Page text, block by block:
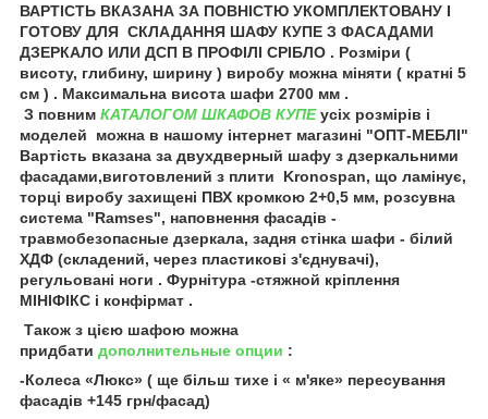
ВАРТІСТЬ ВКАЗАНА ЗА ПОВНІСТЮ УКОМПЛЕКТОВАНУ І
ГОТОВУ ДЛЯ СКЛАДАННЯ ШАФУ КУПЕ З ФАСАДАМИ
ДЗЕРКАЛО ИЛИ ДСП В ПРОФІЛІ СРІБЛО . Розміри (
висоту, глибину, ширину ) виробу можна міняти ( кратні 5
см ) . Максимальна висота шафи 2700 мм .
З повним КАТАЛОГОМ ШКАФОВ КУПЕусіх розмірів і
моделей можна в нашому інтернет магазині "ОПТ-МЕБЛІ"
Вартість вказана за двухдверный шафу з дзеркальними
фасадами,виготовлений з плити Kronospan, що ламінує,
торці виробу захищені ПВХ кромкою 2+0,5 мм, розсувна
система "Ramses", наповнення фасадів -
травмобезопасные дзеркала, задня стінка шафи - білий
ХДФ (складений, через пластикові з'єднувачі),
регульовані ноги . Фурнітура -стяжной кріплення
МІНІФІКС і конфірмат .
Також з цією шафою можна
придбати дополнительные опции :
-Колеса «Люкс» ( ще більш тихе і « м'яке» пересування
фасадів +145 грн/фасад)